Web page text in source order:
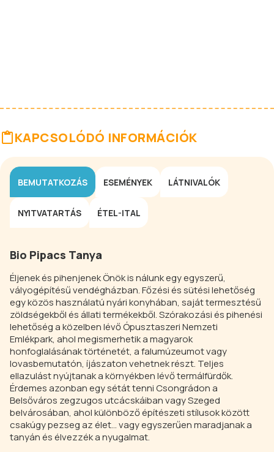
KAPCSOLÓDÓ INFORMÁCIÓK
BEMUTATKOZÁS ESEMÉNYEK LÁTNIVALÓK
NYITVATARTÁS ÉTEL-ITAL
Bio Pipacs Tanya
Éljenek és pihenjenek Önök is nálunk egy egyszerű,
vályogépítésű vendégházban. Főzési és sütési lehetőség
egy közös használatú nyári konyhában, saját termesztésű
zöldségekből és állati termékekből. Szórakozási és pihenési
lehetőség a közelben lévő Ópusztaszeri Nemzeti
Emlékpark, ahol megismerhetik a magyarok
honfoglalásának történetét, a falumúzeumot vagy
lovasbemutatón, íjászaton vehetnek részt. Teljes
ellazulást nyújtanak a környékben lévő termálfürdők.
Érdemes azonban egy sétát tenni Csongrádon a
Belsőváros zegzugos utcácskáiban vagy Szeged
belvárosában, ahol különböző építészeti stílusok között
csakúgy pezseg az élet... vagy egyszerűen maradjanak a
tanyán és élvezzék a nyugalmat.